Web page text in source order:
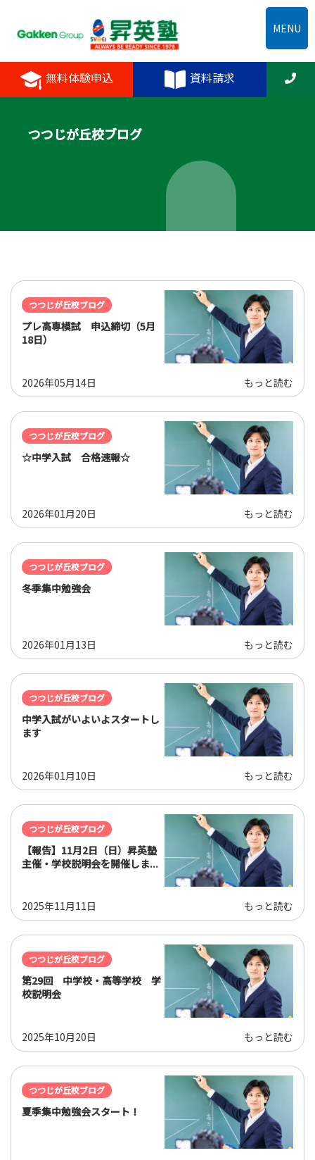
無料体験申込 資料請求
MENU
つつじが丘校ブログ
つつじが丘校ブログ
プレ高専模試 申込締切（5月
18日）
2026年05月14日 もっと読む
つつじが丘校ブログ
☆中学入試 合格速報☆
2026年01月20日 もっと読む
つつじが丘校ブログ
冬季集中勉強会
2026年01月13日 もっと読む
つつじが丘校ブログ
中学入試がいよいよスタートし
ます
2026年01月10日 もっと読む
つつじが丘校ブログ
【報告】11月2日（日）昇英塾
主催・学校説明会を開催しま...
2025年11月11日 もっと読む
つつじが丘校ブログ
第29回 中学校・高等学校 学
校説明会
2025年10月20日 もっと読む
つつじが丘校ブログ
夏季集中勉強会スタート！